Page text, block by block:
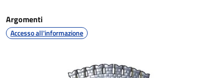
Argomenti
Accesso all'informazione